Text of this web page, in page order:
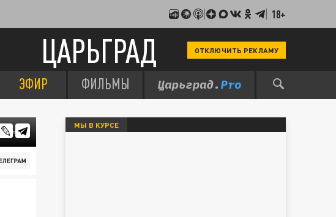
18+
ЦАРЬГРАД ОТКЛЮЧИТЬ РЕКЛАМУ
ЭФИР ФИЛЬМЫ
МЫ В КУРСЕ